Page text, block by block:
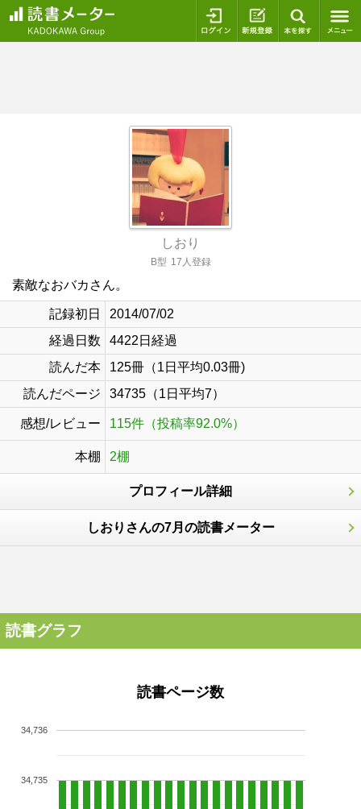
ログイン 新規登録
しおり
B型 17人登録
素敵なおバカさん。
記録初日
2014/07/02
経過日数
4422日経過
読んだ本
125冊（1日平均0.03冊)
読んだページ
34735（1日平均7）
感想/レビュー 115件（投稿率92.0%）
本棚 2棚
プロフィール詳細
しおりさんの7月の読書メーター
読書グラフ
読書ページ数
34,735
34,736